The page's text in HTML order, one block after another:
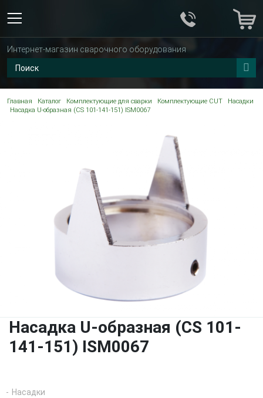
Интернет-магазин сварочного оборудования
Главная Каталог Комплектующие для сварки Комплектующие CUT
Насадки
Насадка U-образная (CS 101-141-151) ISM0067
Насадка U-образная (CS 101-
141-151) ISM0067
Насадки